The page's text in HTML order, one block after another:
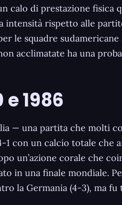
calo di prestazione
intensità rispetto alle
le squadre
acclimatate ha una
1986
— una partita che molti
con un calcio totale che
un’azione corale che
in una finale mondiale.
la Germania (4-3), ma